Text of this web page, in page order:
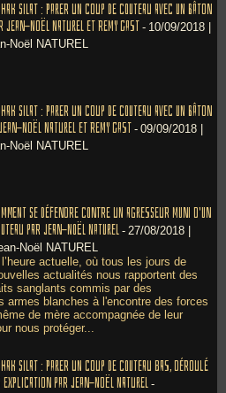
Silat : Parer un coup de couteau avec un bâton
Jean-Noël Naturel et Remy Gast - 10/09/2018 |
Noël NATUREL
Silat : Parer un coup de couteau avec un bâton
Noël Naturel et Remy Gast - 09/09/2018 |
Noël NATUREL
se défendre contre un agresseur muni d'un
par Jean-Noël Naturel - 27/08/2018 |
Noël NATUREL
l’heure actuelle, où tous les jours de
actualités nous rapportent des
sanglants commis par des
armes blanches à l'encontre des forces
de mère accompagnée de leur
nous protéger...
Silat : Parer un coup de couteau bas, déroulé
explication par Jean-Noël Naturel-